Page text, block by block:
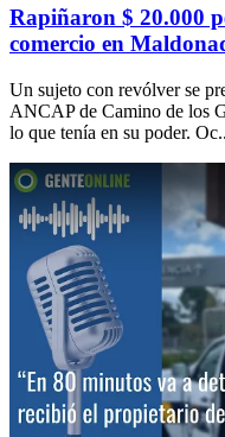
Rapiñaron $ 20.000
comercio en
Un sujeto con revólver se
ANCAP de Camino de los
lo que tenía en su poder.